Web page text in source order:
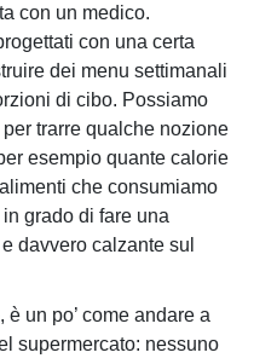
con un medico.
con una certa
dei menu settimanali
di cibo. Possiamo
trarre qualche nozione
esempio quante calorie
che consumiamo
grado di fare una
davvero calzante sul
un po’ come andare a
supermercato: nessuno